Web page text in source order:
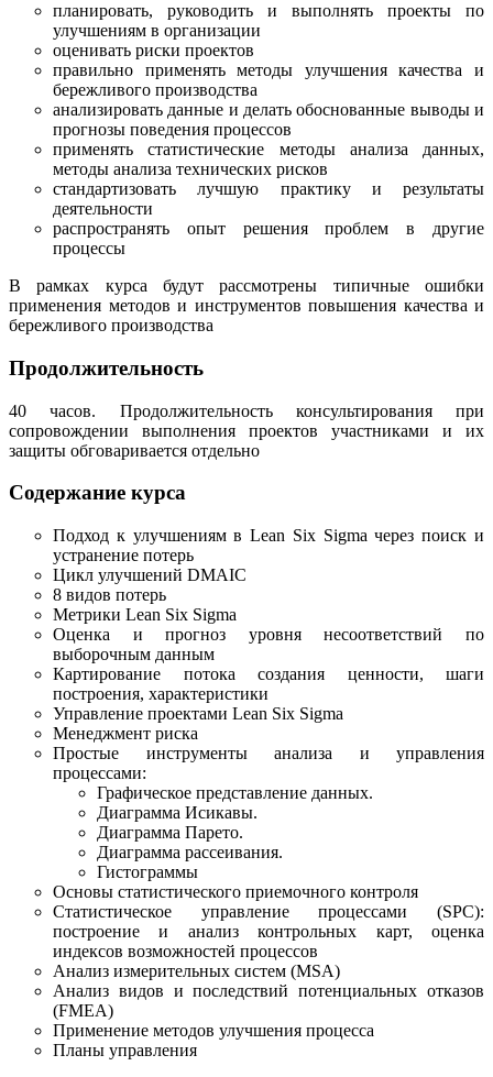
планировать, руководить и выполнять проекты по
улучшениям в организации
оценивать риски проектов
правильно применять методы улучшения качества и
бережливого производства
анализировать данные и делать обоснованные выводы и
прогнозы поведения процессов
применять статистические методы анализа данных,
методы анализа технических рисков
стандартизовать лучшую практику и результаты
деятельности
распространять опыт решения проблем в другие
процессы
В рамках курса будут рассмотрены типичные ошибки
применения методов и инструментов повышения качества и
бережливого производства
Продолжительность
40 часов. Продолжительность консультирования при
сопровождении выполнения проектов участниками и их
защиты обговаривается отдельно
Содержание курса
Подход к улучшениям в Lean Six Sigma через поиск и
устранение потерь
Цикл улучшений DMAIC
8 видов потерь
Метрики Lean Six Sigma
Оценка и прогноз уровня несоответствий по
выборочным данным
Картирование потока создания ценности, шаги
построения, характеристики
Управление проектами Lean Six Sigma
Менеджмент риска
Простые инструменты анализа и управления
процессами:
Графическое представление данных.
Диаграмма Исикавы.
Диаграмма Парето.
Диаграмма рассеивания.
Гистограммы
Основы статистического приемочного контроля
Статистическое управление процессами (SPC):
построение и анализ контрольных карт, оценка
индексов возможностей процессов
Анализ измерительных систем (MSA)
Анализ видов и последствий потенциальных отказов
(FMEA)
Применение методов улучшения процесса
Планы управления